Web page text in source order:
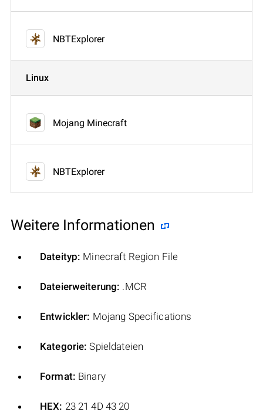
NBTExplorer
Linux
Mojang Minecraft
NBTExplorer
Weitere Informationen
Dateityp: Minecraft Region File
Dateierweiterung: .MCR
Entwickler: Mojang Specifications
Kategorie: Spieldateien
Format: Binary
HEX: 23 21 4D 43 20